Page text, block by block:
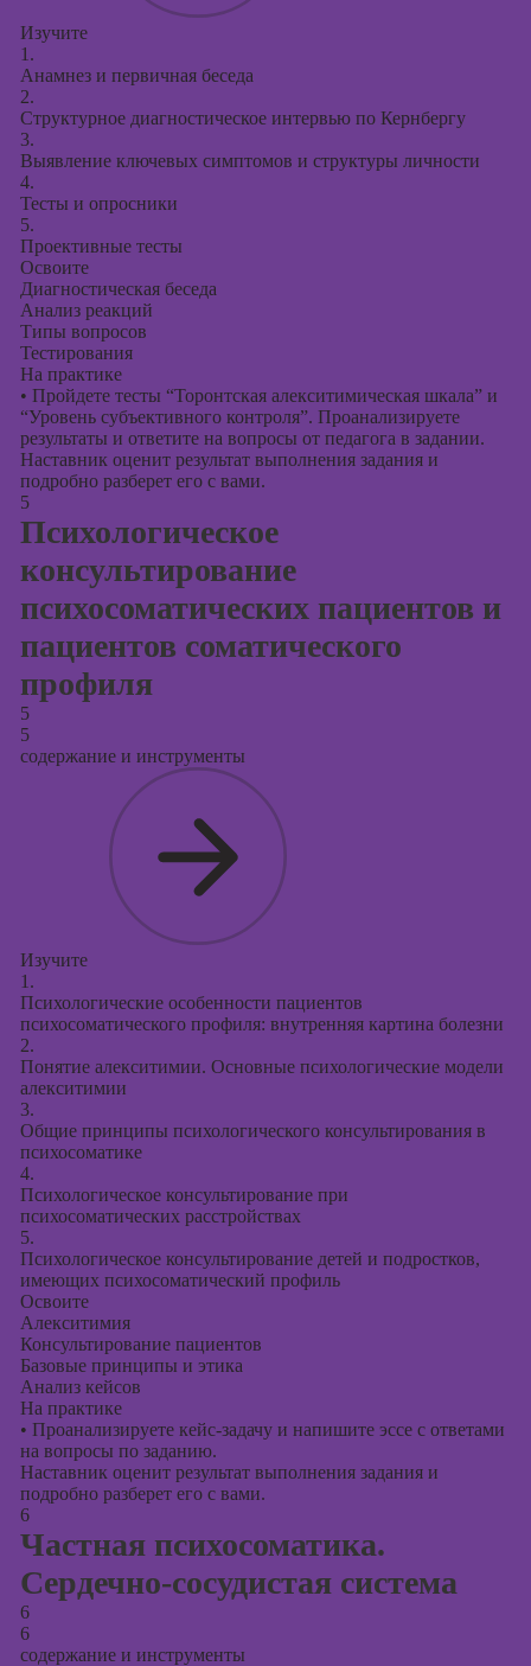
Изучите
1.
Анамнез и первичная беседа
2.
Структурное диагностическое интервью по Кернбергу
3.
Выявление ключевых симптомов и структуры личности
4.
Тесты и опросники
5.
Проективные тесты
Освоите
Диагностическая беседа
Анализ реакций
Типы вопросов
Тестирования
На практике
• Пройдете тесты “Торонтская алекситимическая шкала” и
“Уровень субъективного контроля”. Проанализируете
результаты и ответите на вопросы от педагога в задании.
Наставник оценит результат выполнения задания и
подробно разберет его с вами.
5
Психологическое
консультирование
психосоматических пациентов и
пациентов соматического
профиля
5
5
содержание и инструменты
Изучите
1.
Психологические особенности пациентов
психосоматического профиля: внутренняя картина болезни
2.
Понятие алекситимии. Основные психологические модели
алекситимии
3.
Общие принципы психологического консультирования в
психосоматике
4.
Психологическое консультирование при
психосоматических расстройствах
5.
Психологическое консультирование детей и подростков,
имеющих психосоматический профиль
Освоите
Алекситимия
Консультирование пациентов
Базовые принципы и этика
Анализ кейсов
На практике
• Проанализируете кейс-задачу и напишите эссе с ответами
на вопросы по заданию.
Наставник оценит результат выполнения задания и
подробно разберет его с вами.
6
Частная психосоматика.
Сердечно-сосудистая система
6
6
содержание и инструменты